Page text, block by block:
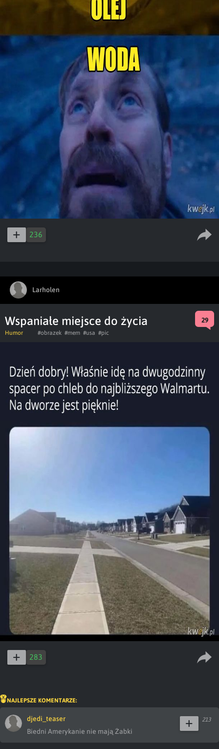
236
Larholen
Wspaniałe miejsce do życia 29
Humor #obrazek #mem #usa #pic
283
NAJLEPSZE KOMENTARZE:
djedi_teaser
Biedni Amerykanie nie mają Żabki
213